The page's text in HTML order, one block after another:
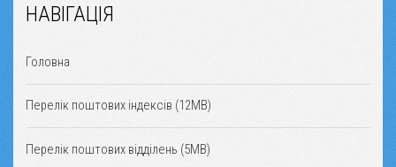
НАВІГАЦІЯ
Головна
Перелік поштових індексів (12MB)
Перелік поштових відділень (5MB)